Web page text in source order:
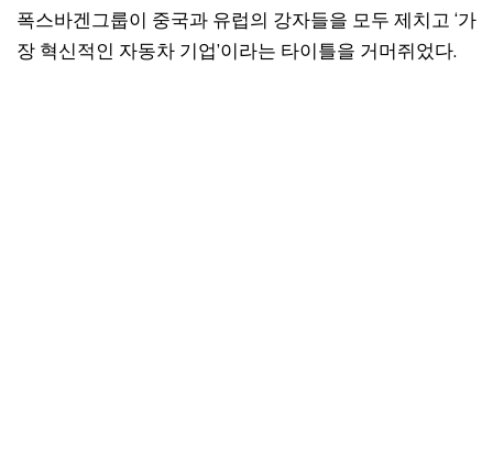
폭스바겐그룹이 중국과 유럽의 강자들을 모두 제치고 ‘가
장 혁신적인 자동차 기업’이라는 타이틀을 거머쥐었다.